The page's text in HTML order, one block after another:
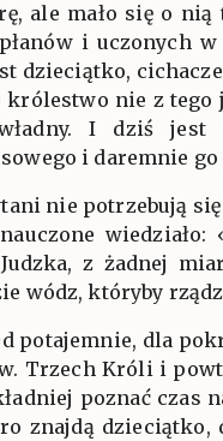
ale mało się o
i uczonych
dzieciątko,
nie z tego
I dziś
i daremnie
nie potrzebują
z żadnej
wódz, któryby
potajemnie, dla
Trzech Króli i
poznać czas
znajdą